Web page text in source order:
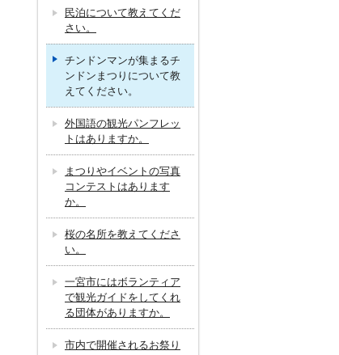
民泊について教えてくだ
さい。
チンドンマンが集まるチ
ンドンまつりについて教
えてください。
外国語の観光パンフレッ
トはありますか。
まつりやイベントの写真
コンテストはあります
か。
桜の名所を教えてくださ
い。
一宮市にはボランティア
で観光ガイドをしてくれ
る団体がありますか。
市内で開催されるお祭り